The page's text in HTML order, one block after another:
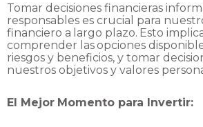
Tomar decisiones financieras
responsables es crucial para
financiero a largo plazo. Esto
comprender las opciones
riesgos y beneficios, y tomar
nuestros objetivos y valores
El Mejor Momento para Invertir: